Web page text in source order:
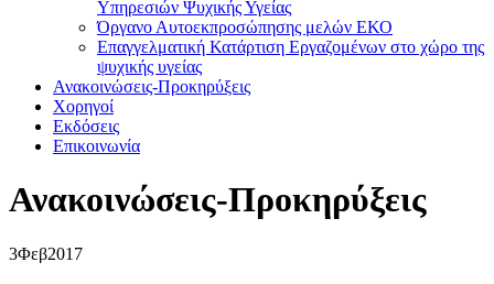
Υπηρεσιών Ψυχικής Υγείας
Όργανο Αυτοεκπροσώπησης μελών ΕΚΟ
Επαγγελματική Κατάρτιση Εργαζομένων στο χώρο της
ψυχικής υγείας
Ανακοινώσεις-Προκηρύξεις
Χορηγοί
Εκδόσεις
Επικοινωνία
Ανακοινώσεις-Προκηρύξεις
3Φεβ2017